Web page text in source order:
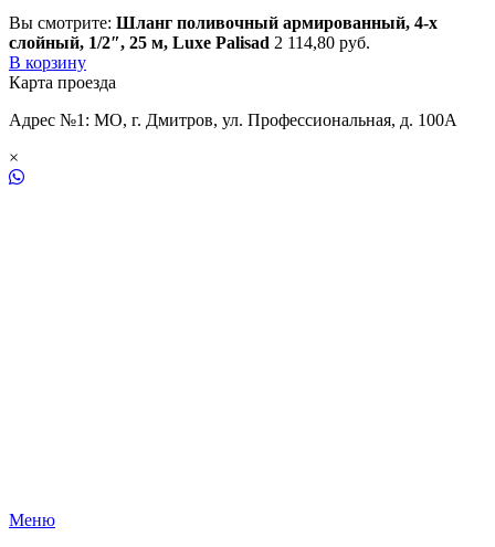
Вы смотрите: Шланг поливочный армированный, 4-х
слойный, 1/2″, 25 м, Luxe Palisad 2 114,80 руб.
В корзину
Карта проезда
Адрес №1: МО, г. Дмитров, ул. Профессиональная, д. 100А
×
Меню